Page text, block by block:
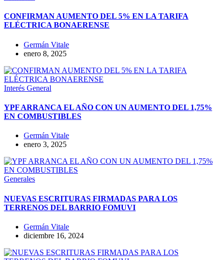
CONFIRMAN AUMENTO DEL 5% EN LA TARIFA
ELÉCTRICA BONAERENSE
Germán Vitale
enero 8, 2025
Interés General
YPF ARRANCA EL AÑO CON UN AUMENTO DEL 1,75%
EN COMBUSTIBLES
Germán Vitale
enero 3, 2025
Generales
NUEVAS ESCRITURAS FIRMADAS PARA LOS
TERRENOS DEL BARRIO FOMUVI
Germán Vitale
diciembre 16, 2024